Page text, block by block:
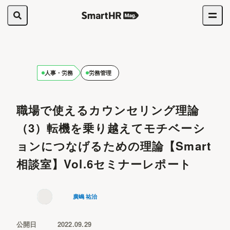
人事・労務 労務管理
職場で使えるカウンセリング理論
（3）転機を乗り越えてモチベーシ
ョンにつなげるための理論【Smart
相談室】Vol.6セミナーレポート
廣嶋 祐治
公開日 2022.09.29